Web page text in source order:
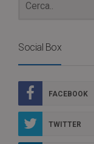
Social Box
FACEBOOK
TWITTER